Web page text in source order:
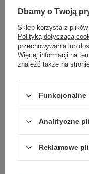
One
Dbamy o Twoją
Sklep korzysta z
Polityką dotyczącą
przechowywania lub
Więcej informacji na
znaleźć także na
Funkcjonalne
Analityczne
Reklamowe